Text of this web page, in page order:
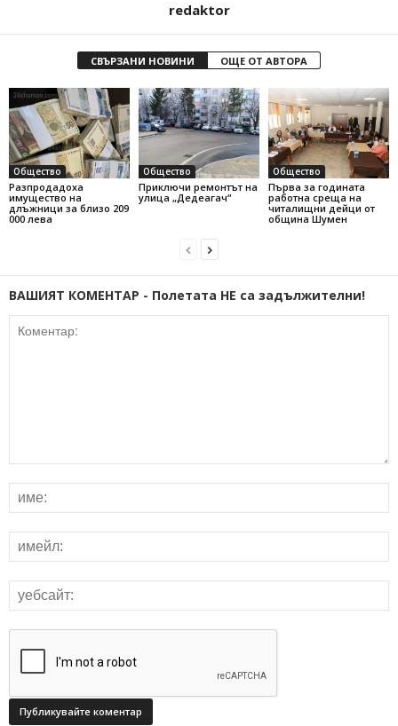
redaktor
СВЪРЗАНИ НОВИНИ ОЩЕ ОТ АВТОРА
Общество
Разпродадоха
имущество на
длъжници за близо 209
000 лева
Общество
Приключи ремонтът на
улица „Дедеагач“
Общество
Първа за годината
работна среща на
читалищни дейци от
община Шумен
ВАШИЯТ КОМЕНТАР - Полетата НЕ са задължителни!